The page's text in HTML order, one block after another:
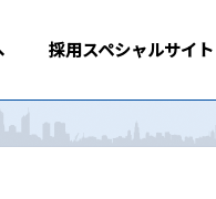
採用スペシャルサイト